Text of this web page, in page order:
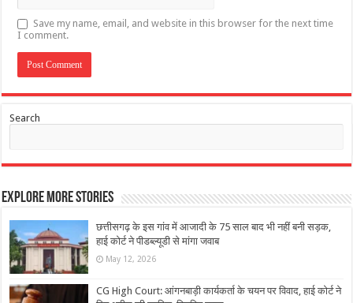
Save my name, email, and website in this browser for the next time
I comment.
Search
Explore More Stories
छत्तीसगढ़ के इस गांव में आजादी के 75 साल बाद भी नहीं बनी सड़क,
हाई कोर्ट ने पीडब्ल्यूडी से मांगा जवाब
May 12, 2026
CG High Court: आंगनबाड़ी कार्यकर्ता के चयन पर विवाद, हाई कोर्ट ने